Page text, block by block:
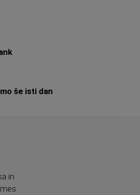
še isti dan
in